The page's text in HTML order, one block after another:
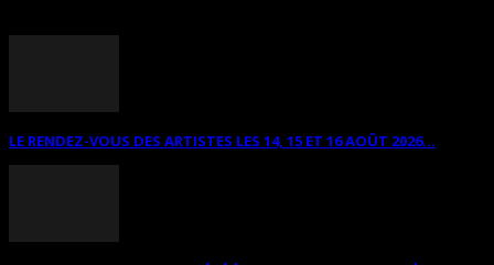
LE RENDEZ-VOUS DES ARTISTES LES 14, 15 ET 16 AOÛT 2026...